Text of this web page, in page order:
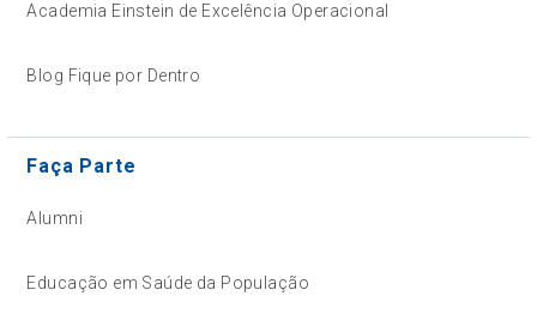
Academia Einstein de Excelência Operacional
Blog Fique por Dentro
Faça Parte
Alumni
Educação em Saúde da População